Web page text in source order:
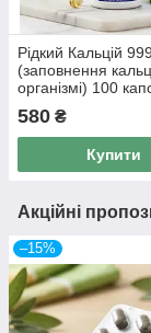
Рідкий Кальцій 999
(заповнення
організмі) 100
580 ₴
Купити
Акційні
–15%